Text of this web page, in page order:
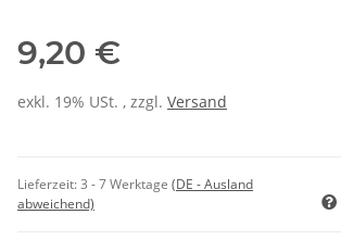
9,20 €
exkl. 19% USt. , zzgl. Versand
Lieferzeit:3 - 7 Werktage (DE - Ausland
abweichend)